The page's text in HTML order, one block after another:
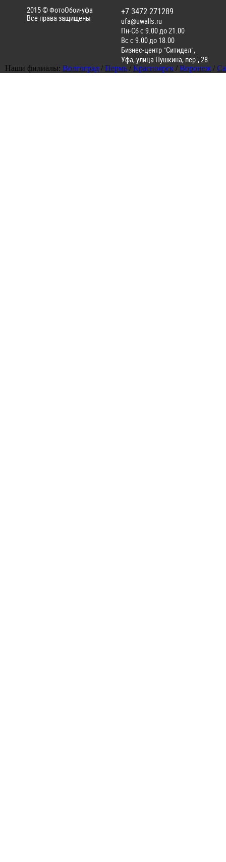
2015 ©ФотоОбои-уфа
Все права защищены
+7 3472 271289
ufa@uwalls.ru
Пн-Сб с 9.00 до 21.00
Вс с 9.00 до 18.00
Бизнес-центр "Ситидел",
Уфа,улица Пушкина, пер., 28
Наши филиалы: Волгоград / Пермь / Красноярск / Воронеж /